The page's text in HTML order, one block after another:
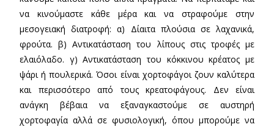
να κινούμαστε κάθε μέρα και να στραφούμε στην
μεσογειακή διατροφή: α) Δίαιτα πλούσια σε λαχανικά,
φρούτα. β) Αντικατάσταση του λίπους στις τροφές με
ελαιόλαδο. γ) Αντικατάσταση του κόκκινου κρέατος με
ψάρι ή πουλερικά. Όσοι είναι χορτοφάγοι ζουν καλύτερα
και περισσότερο από τους κρεατοφάγους. Δεν είναι
ανάγκη βέβαια να εξαναγκαστούμε σε αυστηρή
χορτοφαγία αλλά σε φυσιολογική, όπου μπορούμε να